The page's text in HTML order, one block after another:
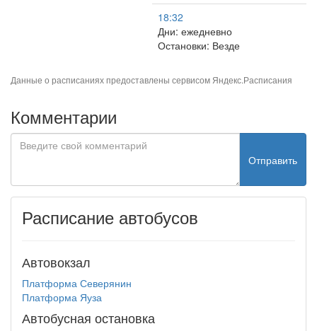
18:32
Дни: ежедневно
Остановки: Везде
Данные о расписаниях предоставлены сервисом Яндекс.Расписания
Комментарии
Отправить
Расписание автобусов
Автовокзал
Платформа Северянин
Платформа Яуза
Автобусная остановка